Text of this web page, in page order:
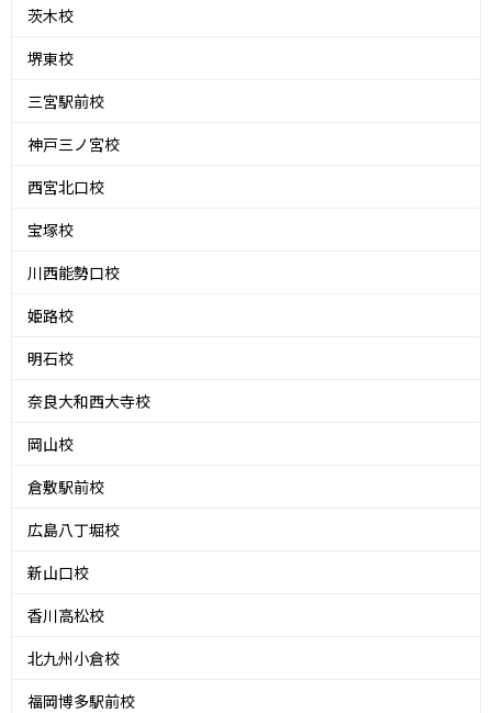
茨木校
堺東校
三宮駅前校
神戸三ノ宮校
西宮北口校
宝塚校
川西能勢口校
姫路校
明石校
奈良大和西大寺校
岡山校
倉敷駅前校
広島八丁堀校
新山口校
香川高松校
北九州小倉校
福岡博多駅前校